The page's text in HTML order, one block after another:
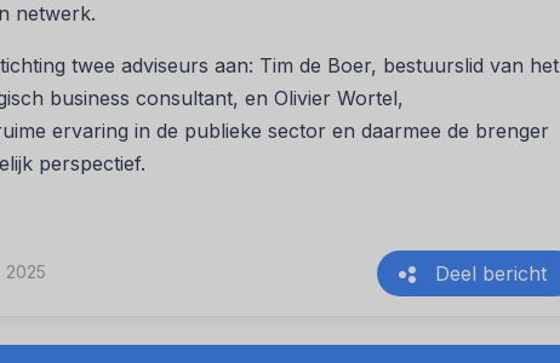
netwerk.
twee adviseurs aan: Tim de Boer, bestuurslid van het
business consultant, en Olivier Wortel,
ervaring in de publieke sector en daarmee de brenger
perspectief.
2025 Deel bericht